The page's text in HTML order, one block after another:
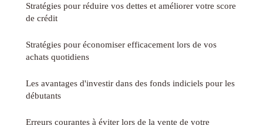
Stratégies pour réduire vos dettes et améliorer votre score
de crédit
Stratégies pour économiser efficacement lors de vos
achats quotidiens
Les avantages d'investir dans des fonds indiciels pour les
débutants
Erreurs courantes à éviter lors de la vente de votre